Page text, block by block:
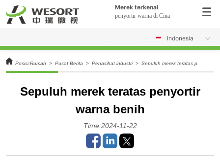
Merek terkenal
penyortir warna di Cina
Indonesia
Posisi:Rumah > Pusat Berita > Penasihat industri > Sepuluh merek teratas penyortir
Sepuluh merek teratas penyortir
warna benih
Time:2024-11-22